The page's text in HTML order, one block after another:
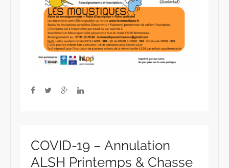
COVID-19 – Annulation
ALSH Printemps & Chasse